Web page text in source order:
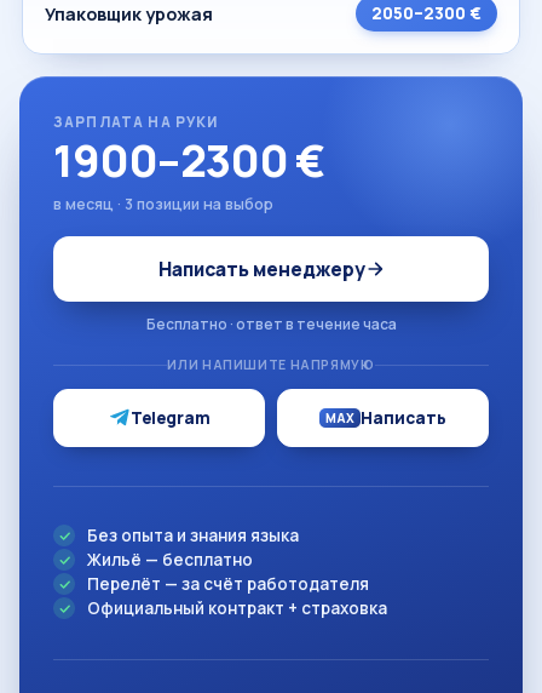
Упаковщик урожая 2050–2300 €
ЗАРПЛАТА НА РУКИ
1900–2300 €
в месяц · 3 позиции на выбор
Написать менеджеру
Бесплатно · ответ в течение часа
ИЛИ НАПИШИТЕ НАПРЯМУЮ
Telegram MAX Написать
Без опыта и знания языка
Жильё — бесплатно
Перелёт — за счёт работодателя
Официальный контракт + страховка